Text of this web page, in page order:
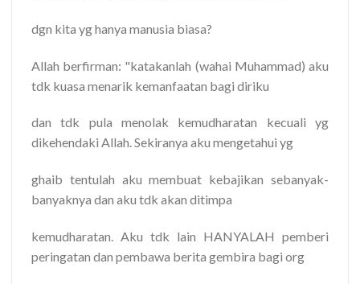
dgn kita yg hanya manusia biasa?
Allah berfirman: "katakanlah (wahai Muhammad) aku
tdk kuasa menarik kemanfaatan bagi diriku
dan tdk pula menolak kemudharatan kecuali yg
dikehendaki Allah. Sekiranya aku mengetahui yg
ghaib tentulah aku membuat kebajikan sebanyak-
banyaknya dan aku tdk akan ditimpa
kemudharatan. Aku tdk lain HANYALAH pemberi
peringatan dan pembawa berita gembira bagi org